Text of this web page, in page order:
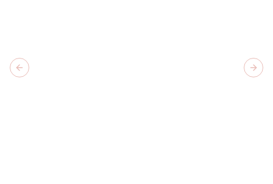
Previous slide